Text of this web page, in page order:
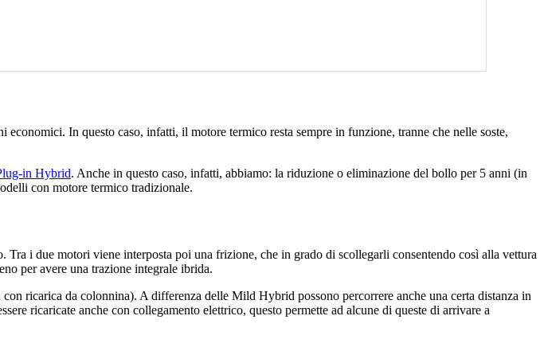
In questo caso, infatti, il motore termico resta sempre in funzione, tranne che nelle soste,
in Hybrid. Anche in questo caso, infatti, abbiamo: la riduzione o eliminazione del bollo per 5 anni (in
con motore termico tradizionale.
i due motori viene interposta poi una frizione, che in grado di scollegarli consentendo così alla vettura
per avere una trazione integrale ibrida.
ricarica da colonnina). A differenza delle Mild Hybrid possono percorrere anche una certa distanza in
ricaricate anche con collegamento elettrico, questo permette ad alcune di queste di arrivare a